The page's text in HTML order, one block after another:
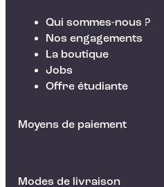
Qui sommes-nous ?
Nos engagements
La boutique
Jobs
Offre étudiante
Moyens de paiement
Modes de livraison